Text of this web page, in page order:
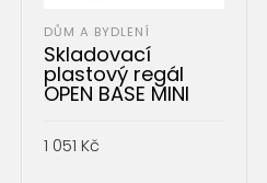
DŮM A BYDLENÍ
Skladovací
plastový regál
OPEN BASE MINI
1 051 Kč